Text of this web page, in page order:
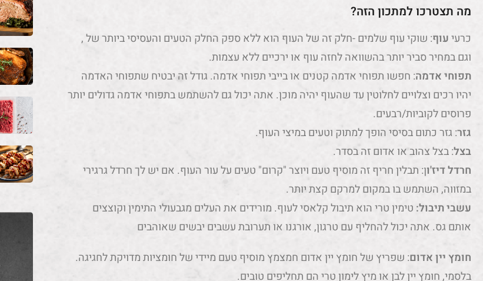
מה תצטרכו למתכון הזה?
כרעיעוף: שוקי עוף שלמים -חלק זה של העוף הוא ללא ספק החלק הטעים והעסיסי ביותר של ,
וגם במחיר סביר יותר בהשוואה לחזה עוף או ירכיים ללא עצמות.
תפוחי אדמה: חפשו תפוחי אדמה קטנים או בייבי תפוחי אדמה. גודל זה יבטיח שתפוחי האדמה
יהיו רכים וצלויים לחלוטין עד שהעוף יהיה מוכן. אתה יכול גם להשתמש בתפוחי אדמה גדולים יותר
פרוסים לקוביות/רבעים.
גזר: גזר כתום בסיסי הופך למתוק וטעים במיצי העוף.
בצל: בצל צהוב או אדום זה בסדר.
חרדל דיז'ון: תבלין חריף זה מוסיף טעם ויוצר "קרום" טעים על עור העוף. אם יש לך חרדל גרגירי
במזווה, השתמש בו במקום למרקם קצת יותר.
עשבי תיבול: טימין טרי הוא תיבול קלאסי לעוף. מורידים את העלים מגבעולי התימין וקוצצים
אותם גס. אתה יכול להחליף עם טרגון, אורגנו או תערובת עשבים יבשים שאוהבים
חומץ יין אדום: שפריץ של חומץ יין אדום חמצמץ מוסיף טעם מיידי של חומציות מדויקת לחגיגה.
בלסמי, חומץ יין לבן או מיץ לימון טרי הם תחליפים טובים.